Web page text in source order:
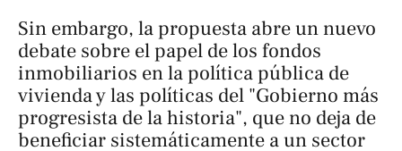
Sin embargo, la propuesta abre un nuevo
debate sobre el papel de los fondos
inmobiliarios en la política pública de
vivienda y las políticas del "Gobierno más
progresista de la historia", que no deja de
beneficiar sistemáticamente a un sector